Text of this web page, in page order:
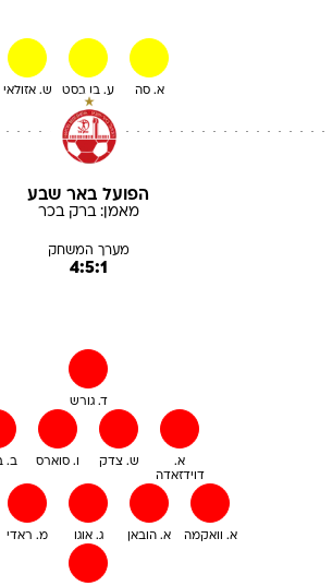
ש. אזולאי ע. בן בסט א. סה
הפועל באר שבע
מאמן:ברק בכר
מערך המשחק
4:5:1
ד. גורש
ב. ו. סוארס ש. צדק
א.
דוידזאדה
מ. ראדי ג. אוגו א. הובאן א. וואקמה